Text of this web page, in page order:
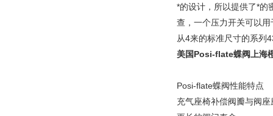
*的设计，所以提供了*的
查，一个压力开关可以
从4来的标准尺寸的系列
美国Posi-flate蝶阀上海
Posi-flate蝶阀性能特点
充气座椅补偿阀瓣与阀座